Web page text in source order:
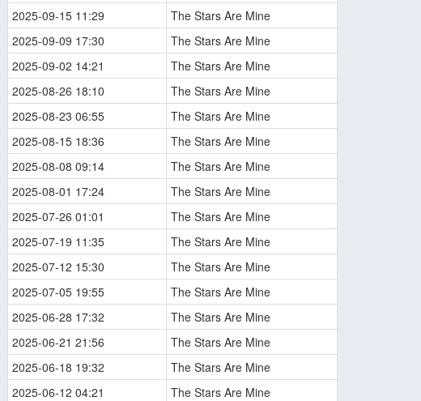
2025-09-15 11:29
The Stars Are Mine
2025-09-09 17:30
The Stars Are Mine
2025-09-02 14:21
The Stars Are Mine
2025-08-26 18:10
The Stars Are Mine
2025-08-23 06:55
The Stars Are Mine
2025-08-15 18:36
The Stars Are Mine
2025-08-08 09:14
The Stars Are Mine
2025-08-01 17:24
The Stars Are Mine
2025-07-26 01:01
The Stars Are Mine
2025-07-19 11:35
The Stars Are Mine
2025-07-12 15:30
The Stars Are Mine
2025-07-05 19:55
The Stars Are Mine
2025-06-28 17:32
The Stars Are Mine
2025-06-21 21:56
The Stars Are Mine
2025-06-18 19:32
The Stars Are Mine
2025-06-12 04:21
The Stars Are Mine